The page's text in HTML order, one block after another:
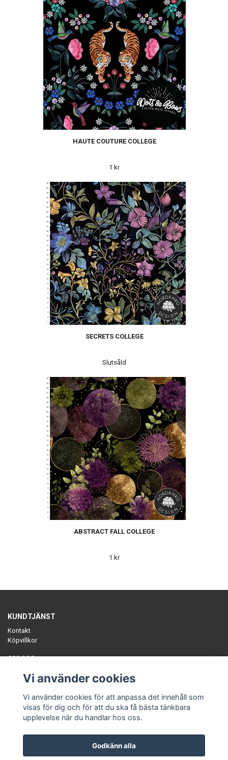
HAUTE COUTURE COLLEGE
1 kr
SECRETS COLLEGE
Slutsåld
ABSTRACT FALL COLLEGE
1 kr
KUNDTJÄNST
Kontakt
Köpvillkor
OM OSS
tillverkat i Sverige. Småskaliga ekologiska fabrikstillverkade kollektioner.
Vi använder cookies
Vi använder cookies för att anpassa det innehåll som
visas för dig och för att du ska få bästa tänkbara
upplevelse när du handlar hos oss.
Godkänn alla